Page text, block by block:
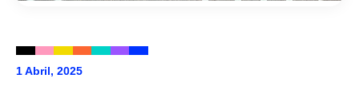
1 Abril, 2025